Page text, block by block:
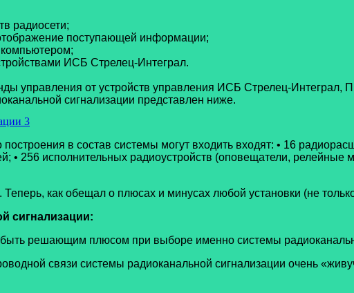
радиосети;
поступающей информации;
ИСБ Стрелец-Интеграл.
управления от устройств управления ИСБ Стрелец-
сигнализации представлен ниже.
в состав системы могут входить входят: • 16
• 256 исполнительных радиоустройств (оповещатели,
Теперь, как обещал о плюсах и минусах любой установки (не
сигнализации:
быть решающим плюсом при выборе именно системы
связи системы радиоканальной сигнализации очень